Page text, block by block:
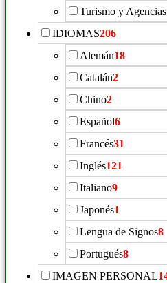
Turismo y
IDIOMAS206
Alemán18
Catalán2
Chino2
Español6
Francés31
Inglés121
Italiano9
Japonés1
Lengua de Signos8
Portugués8
IMAGEN PERSONAL